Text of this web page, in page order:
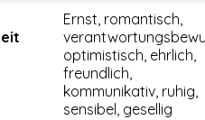
Ernst, romantisch,
optimistisch, ehrlich,
freundlich,
kommunikativ, ruhig,
sensibel, gesellig